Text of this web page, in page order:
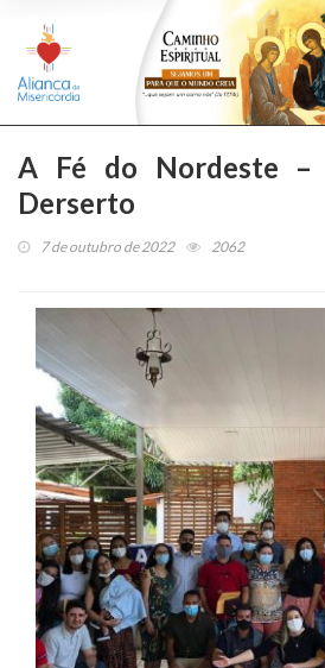
A Fé do Nordeste –
Derserto
7 de outubro de 2022 2062